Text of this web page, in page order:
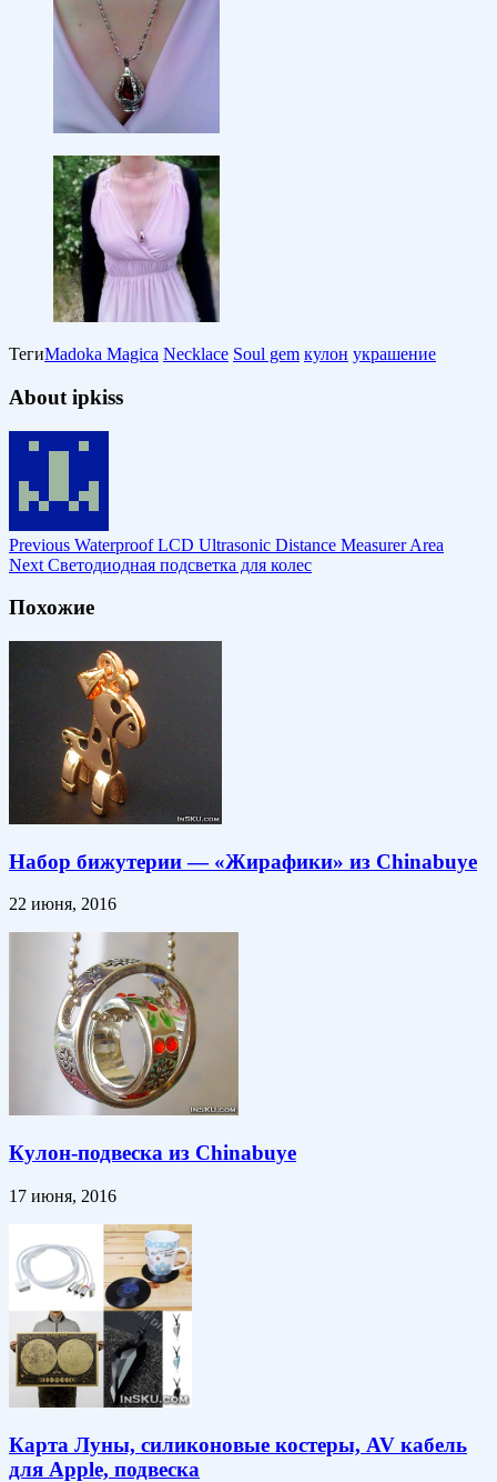
ТегиMadoka Magica Necklace Soul gem кулон украшение
About ipkiss
Previous Waterproof LCD Ultrasonic Distance Measurer Area
Next Светодиодная подсветка для колес
Похожие
Набор бижутерии — «Жирафики» из Chinabuye
22 июня, 2016
Кулон-подвеска из Chinabuye
17 июня, 2016
Карта Луны, силиконовые костеры, AV кабель
для Apple, подвеска